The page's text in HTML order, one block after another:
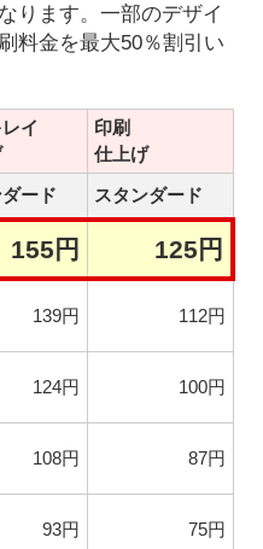
ります。一部のデザイ
料金を最大50％割引い
イ
印刷
仕上げ
ード スタンダード
155円 125円
139円 112円
124円 100円
108円 87円
93円 75円